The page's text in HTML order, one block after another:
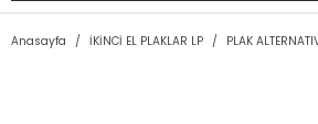
Anasayfa İKİNCİ EL PLAKLAR LP PLAK